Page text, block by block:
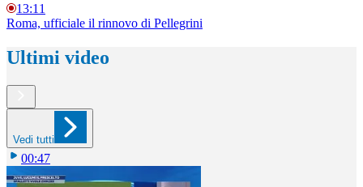
13:11
Roma, ufficiale il rinnovo di Pellegrini
Ultimi video
Vedi tutti
00:47